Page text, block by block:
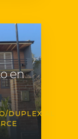
en
DUPLEX AL